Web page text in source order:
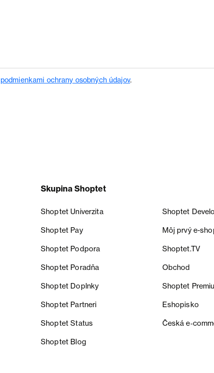
podmienkami ochrany osobných údajov.
Skupina Shoptet
Shoptet Univerzita Shoptet
Shoptet Pay Môj prvý e-
Shoptet Podpora Shoptet.TV
Shoptet Poradňa Obchod
Shoptet Doplnky Shoptet
Shoptet Partneri Eshopisko
Shoptet Status Česká
Shoptet Blog